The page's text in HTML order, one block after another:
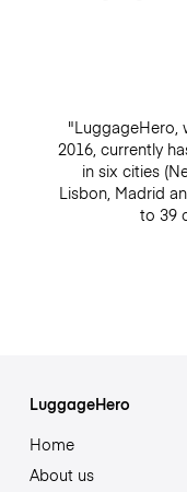
"LuggageHero,
2016, currently
in six cities
Lisbon, Madrid
to 39
LuggageHero
Home
About us